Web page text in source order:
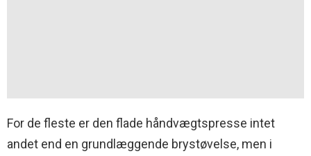
For de fleste er den flade håndvægtspresse intet
andet end en grundlæggende brystøvelse, men i